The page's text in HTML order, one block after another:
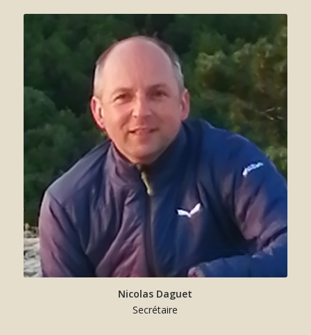
Nicolas Daguet
Secrétaire